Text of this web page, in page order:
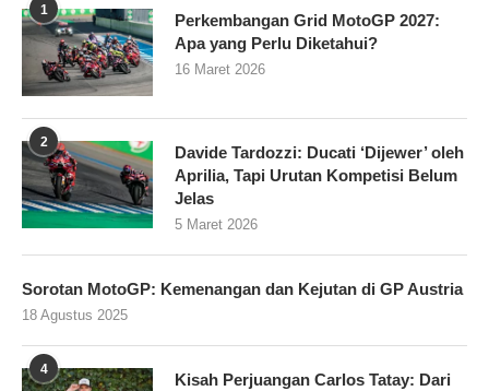
1
Perkembangan Grid MotoGP 2027:
Apa yang Perlu Diketahui?
16 Maret 2026
2
Davide Tardozzi: Ducati ‘Dijewer’ oleh
Aprilia, Tapi Urutan Kompetisi Belum
Jelas
5 Maret 2026
Sorotan MotoGP: Kemenangan dan Kejutan di GP Austria
18 Agustus 2025
4
Kisah Perjuangan Carlos Tatay: Dari